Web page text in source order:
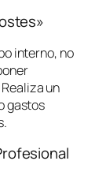
interno, no
un
gastos